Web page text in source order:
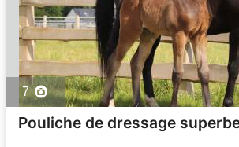
7
Pouliche de dressage